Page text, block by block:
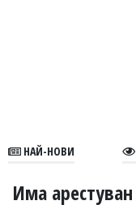
В
НАЙ-НОВИ
Има